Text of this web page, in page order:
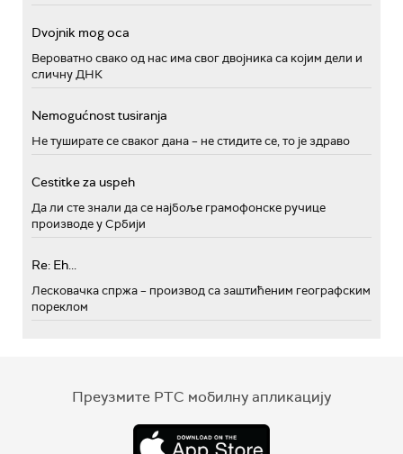
Dvojnik mog oca
Вероватно свако од нас има свог двојника са којим дели и
сличну ДНК
Nemogućnost tusiranja
Не туширате се сваког дана – не стидите се, то је здраво
Cestitke za uspeh
Да ли сте знали да се најбоље грамофонске ручице
производе у Србији
Re: Eh...
Лесковачка спржа – производ са заштићеним географским
пореклом
Преузмите РТС мобилну апликацију